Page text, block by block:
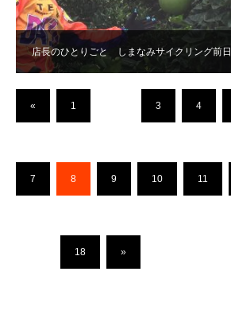
店長のひとりごと しまなみサイクリング前日
« 1 3 4
7 8 9 10 11
18 »